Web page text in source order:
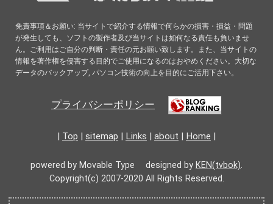
免責事項＆お願い: 当サイトで紹介する情報で何らかの損害・損益・問題
が発生しても、ソフトの製作者及び当サイトは如何なる責任も負いませ
ん。ご利用はご自分の判断・責任の元お願い致します。また、当サイトの
情報を著作権を侵害する目的でご使用になるのはおやめください。大切な
データのバックアップ, パソコン技術の向上を目的にご活用下さい。
プライバシーポリシー
Top sitemap Links about Home
powered by Movable Type designed by KEN(tvbok).
Copyright(c) 2007-2020 All Rights Reserved.